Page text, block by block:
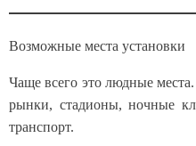
Возможные места установки
Чаще всего это людные
рынки, стадионы, ночные
транспорт.